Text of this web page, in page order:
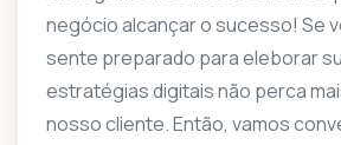
negócio alcançar o sucesso! Se
sente preparado para eleborar
estratégias digitais não perca
nosso cliente. Então, vamos